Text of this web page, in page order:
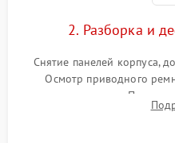
2. Разборка и
Снятие панелей корпуса,
Осмотр приводного
амортизаторов.
крестовины на износ,